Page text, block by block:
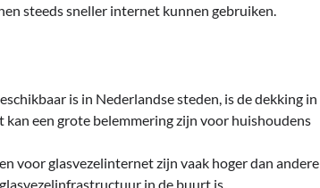
steeds sneller internet kunnen gebruiken.
is in Nederlandse steden, is de dekking in
een grote belemmering zijn voor huishoudens
voor glasvezelinternet zijn vaak hoger dan andere
in de buurt is.